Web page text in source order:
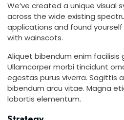
We’ve created a unique visual
across the wide existing
applications and found
with wainscots.
Aliquet bibendum enim facilisis
Ullamcorper morbi tincidunt
egestas purus viverra. Sagittis
bibendum arcu vitae. Magna
lobortis elementum.